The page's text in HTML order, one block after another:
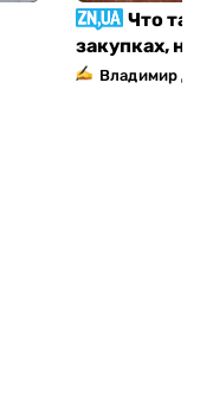
Что
закупках,
Владимир